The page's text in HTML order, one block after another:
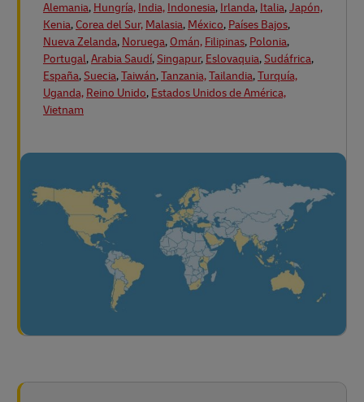
Alemania, Hungría, India, Indonesia, Irlanda, Italia,Japón,
Kenia, Corea del Sur, Malasia, México, Países Bajos,
Nueva Zelanda, Noruega, Omán, Filipinas, Polonia,
Portugal,Arabia Saudí,Singapur, Eslovaquia,Sudáfrica,
España,Suecia,Taiwán,Tanzania,Tailandia,Turquía,
Uganda, Reino Unido, Estados Unidos de América,
Vietnam